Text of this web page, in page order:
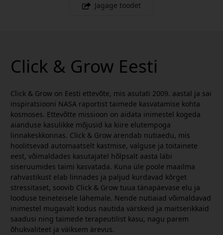
Jagage toodet
Click & Grow Eesti
Click & Grow on Eesti ettevõte, mis asutati 2009. aastal ja sai
inspiratsiooni NASA raportist taimede kasvatamise kohta
kosmoses. Ettevõtte missioon on aidata inimestel kogeda
aianduse kasulikke mõjusid ka kiire elutempoga
linnakeskkonnas. Click & Grow arendab nutiaedu, mis
hoolitsevad automaatselt kastmise, valguse ja toitainete
eest, võimaldades kasutajatel hõlpsalt aasta läbi
siseruumides taimi kasvatada. Kuna üle poole maailma
rahvastikust elab linnades ja paljud kurdavad kõrget
stressitaset, soovib Click & Grow tuua tänapäevase elu ja
looduse teineteisele lähemale. Nende nutiaiad võimaldavad
inimestel mugavalt kodus nautida värskeid ja maitserikkaid
saadusi ning taimede terapeutilist kasu, nagu parem
õhukvaliteet ja väiksem ärevus.